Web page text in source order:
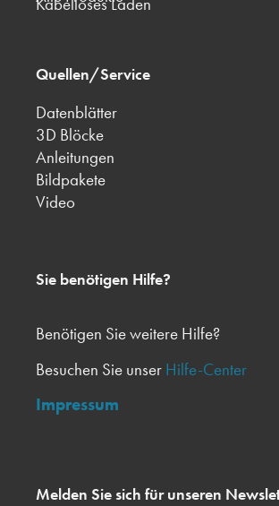
Kabelloses Laden
Quellen/Service
Datenblätter
3D Blöcke
Anleitungen
Bildpakete
Video
Sie benötigen Hilfe?
Benötigen Sie weitere Hilfe?
Besuchen Sie unser Hilfe-Center
Impressum
Melden Sie sich für unseren